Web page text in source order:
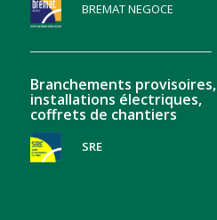
BREMAT NEGOCE
Branchements provisoires,
installations électriques,
coffrets de chantiers
SRE